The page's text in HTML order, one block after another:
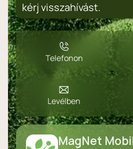
kérj visszahívást.
Telefonon
Levélben
MagNet